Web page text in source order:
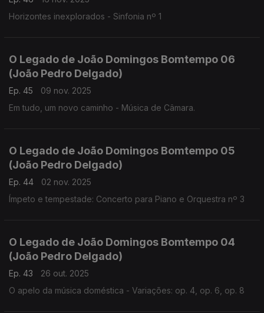
Horizontes inexplorados - Sinfonia nº 1
O Legado de João Domingos Bomtempo 06
(João Pedro Delgado)
Ep. 45
09 nov. 2025
Em tudo, um novo caminho - Música de Câmara.
O Legado de João Domingos Bomtempo 05
(João Pedro Delgado)
Ep. 44
02 nov. 2025
Ímpeto e tempestade: Concerto para Piano e Orquestra nº 3
O Legado de João Domingos Bomtempo 04
(João Pedro Delgado)
Ep. 43
26 out. 2025
O apelo da música doméstica - Variações: op. 4, op. 6, op. 8